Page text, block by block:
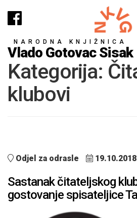
NARODNA KNJIŽNICA
Vlado Gotovac Sisak
Kategorija:
klubovi
Odjel za odrasle 19.10.2018
Sastanak čitateljskog
gostovanje spisateljice